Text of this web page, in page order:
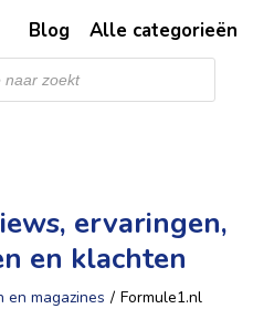
Blog Alle categorieën
ervaringen,
en klachten
en magazines / Formule1.nl